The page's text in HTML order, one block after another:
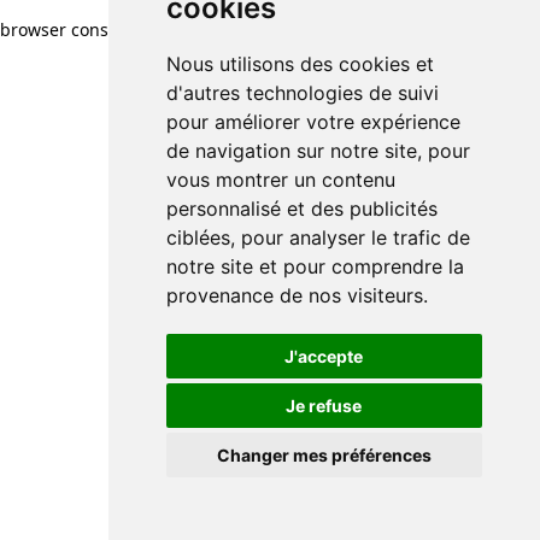
cookies
Nous utilisons des cookies et
d'autres technologies de suivi
pour améliorer votre expérience
de navigation sur notre site, pour
vous montrer un contenu
personnalisé et des publicités
ciblées, pour analyser le trafic de
notre site et pour comprendre la
provenance de nos visiteurs.
J'accepte
Je refuse
Changer mes préférences
browser console for more information)